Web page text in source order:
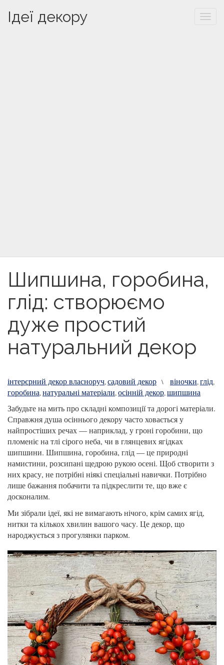
Ідеї декору
Шипшина, горобина,
глід: створюємо
дуже простий
натуральний декор
інтерєрний декор власноруч,садовий декор \ віночки,глід,
горобина,натуральні матеріали,осінній декор,шипшина
Забудьте на мить про складні композиції та дорогі матеріали.
Справжня душа осіннього декору часто ховається у
найпростіших речах — наприклад, у гроні горобини, що
пломеніє на тлі сірого неба, чи в глянцевих ягідках
шипшини. Шипшина, горобина, глід — це природні
намистини, розсипані щедрою рукою осені. Щоб створити з
них красу, не потрібні ніякі спеціальні навички. Потрібно
лише бажання побачити та підкреслити те, що вже є
досконалим.
Ми зібрали ідеї, які не вимагають нічого, крім самих ягід,
нитки та кількох хвилин вашого часу. Це декор, що
народжується з прогулянки парком.